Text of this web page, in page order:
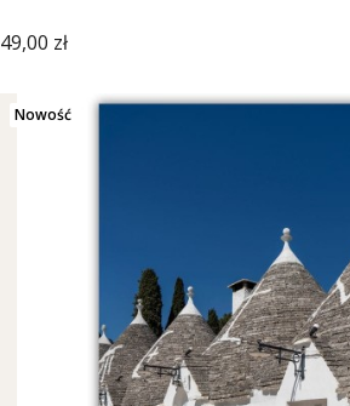
Cena
49,00 zł
Nowość